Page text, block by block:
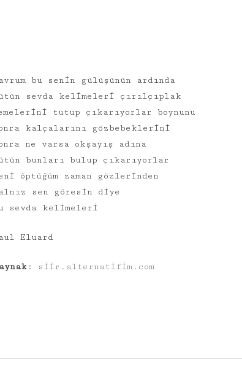
bu senin gülüşünün ardında
sevda kelimeleri çırılçıplak
tutup çıkarıyorlar boynunu
kalçalarını gözbebeklerini
ne varsa okşayış adına
bunları bulup çıkarıyorlar
öptüğüm zaman gözlerinden
sen göresin diye
sevda kelimeleri
Eluard
: siir.alternatifim.com